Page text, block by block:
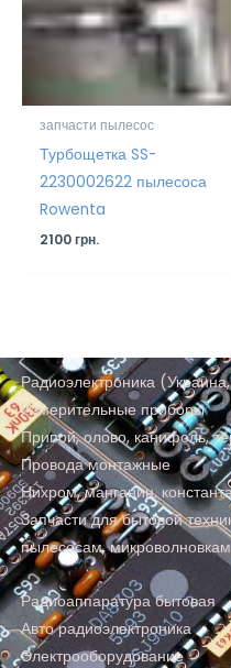
запчасти пылесос
Турбощетка SS-
2230002622 пылесоса
Rowenta
2100грн.
Радиоэлектроника
Измерительные приборы
Припой, олово, канифоль,
Провода монтажные
Нихром, манганин,
Запчасти для бытовой
пылесосам, микроволновкам
Радиоаппаратура бытовая
Авто радиоэлектроника
Электрооборудование